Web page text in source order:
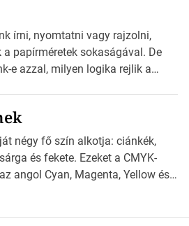
*Hirdetés Minden
nyomdával, mielőtt elkezdjük a
az elkészült munka után
másképp kellett volna csinálni! […]
írni, nyomtatni vagy rajzolni,
papírméretek sokaságával. De
e azzal, milyen logika rejlik a
a papírméretek izgalmas
téged, hogy jobban megértsd,
érdemes választanod a
világába A […]
négy fő szín alkotja: ciánkék,
és fekete. Ezeket a CMYK-
angol Cyan, Magenta, Yellow és